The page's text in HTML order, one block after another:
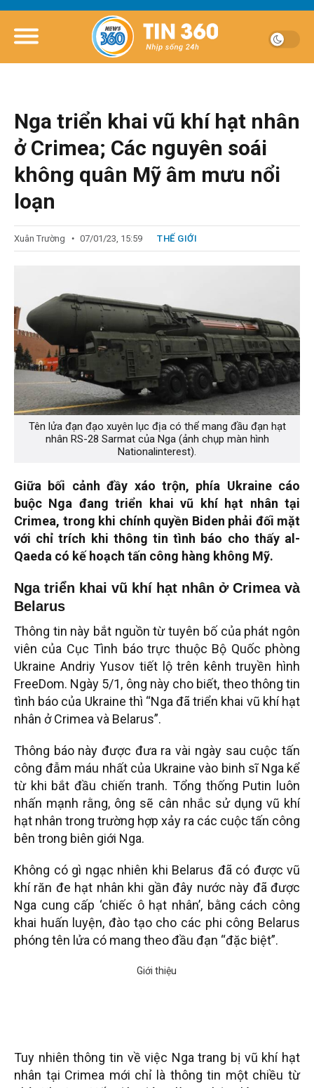
Nga triển khai vũ khí hạt nhân
ở Crimea; Các nguyên soái
không quân Mỹ âm mưu nổi
loạn
Xuân Trường 07/01/23, 15:59 THẾ GIỚI
Tên lửa đạn đạo xuyên lục địa có thể mang đầu đạn hạt
nhân RS-28 Sarmat của Nga (ảnh chụp màn hình
Nationalinterest).
Giữa bối cảnh đầy xáo trộn, phía Ukraine cáo
buộc Nga đang triển khai vũ khí hạt nhân tại
Crimea, trong khi chính quyền Biden phải đối mặt
với chỉ trích khi thông tin tình báo cho thấy al-
Qaeda có kế hoạch tấn công hàng không Mỹ.
Nga triển khai vũ khí hạt nhân ở Crimea và
Belarus
Thông tin này bắt nguồn từ tuyên bố của phát ngôn
viên của Cục Tình báo trực thuộc Bộ Quốc phòng
Ukraine Andriy Yusov tiết lộ trên kênh truyền hình
FreeDom. Ngày 5/1, ông này cho biết, theo thông tin
tình báo của Ukraine thì “Nga đã triển khai vũ khí hạt
nhân ở Crimea và Belarus”.
Thông báo này được đưa ra vài ngày sau cuộc tấn
công đẫm máu nhất của Ukraine vào binh sĩ Nga kể
từ khi bắt đầu chiến tranh. Tổng thống Putin luôn
nhấn mạnh rằng, ông sẽ cân nhắc sử dụng vũ khí
hạt nhân trong trường hợp xảy ra các cuộc tấn công
bên trong biên giới Nga.
Không có gì ngạc nhiên khi Belarus đã có được vũ
khí răn đe hạt nhân khi gần đây nước này đã được
Nga cung cấp ‘chiếc ô hạt nhân’, bằng cách công
khai huấn luyện, đào tạo cho các phi công Belarus
phóng tên lửa có mang theo đầu đạn “đặc biệt”.
Tuy nhiên thông tin về việc Nga trang bị vũ khí hạt
nhân tại Crimea mới chỉ là thông tin một chiều từ